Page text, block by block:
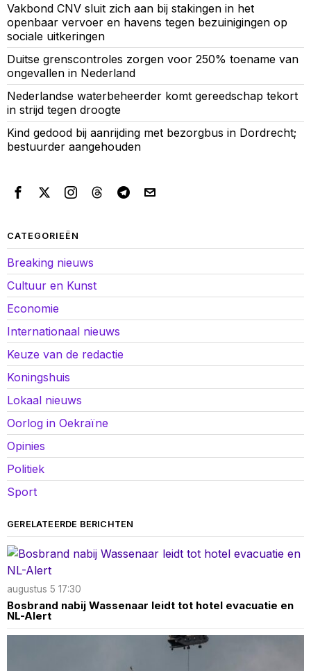
Vakbond CNV sluit zich aan bij stakingen in het
openbaar vervoer en havens tegen bezuinigingen op
sociale uitkeringen
Duitse grenscontroles zorgen voor 250% toename van
ongevallen in Nederland
Nederlandse waterbeheerder komt gereedschap tekort
in strijd tegen droogte
Kind gedood bij aanrijding met bezorgbus in Dordrecht;
bestuurder aangehouden
CATEGORIEËN
Breaking nieuws
Cultuur en Kunst
Economie
Internationaal nieuws
Keuze van de redactie
Koningshuis
Lokaal nieuws
Oorlog in Oekraïne
Opinies
Politiek
Sport
GERELATEERDE BERICHTEN
augustus 5 17:30
Bosbrand nabij Wassenaar leidt tot hotel evacuatie en
NL-Alert